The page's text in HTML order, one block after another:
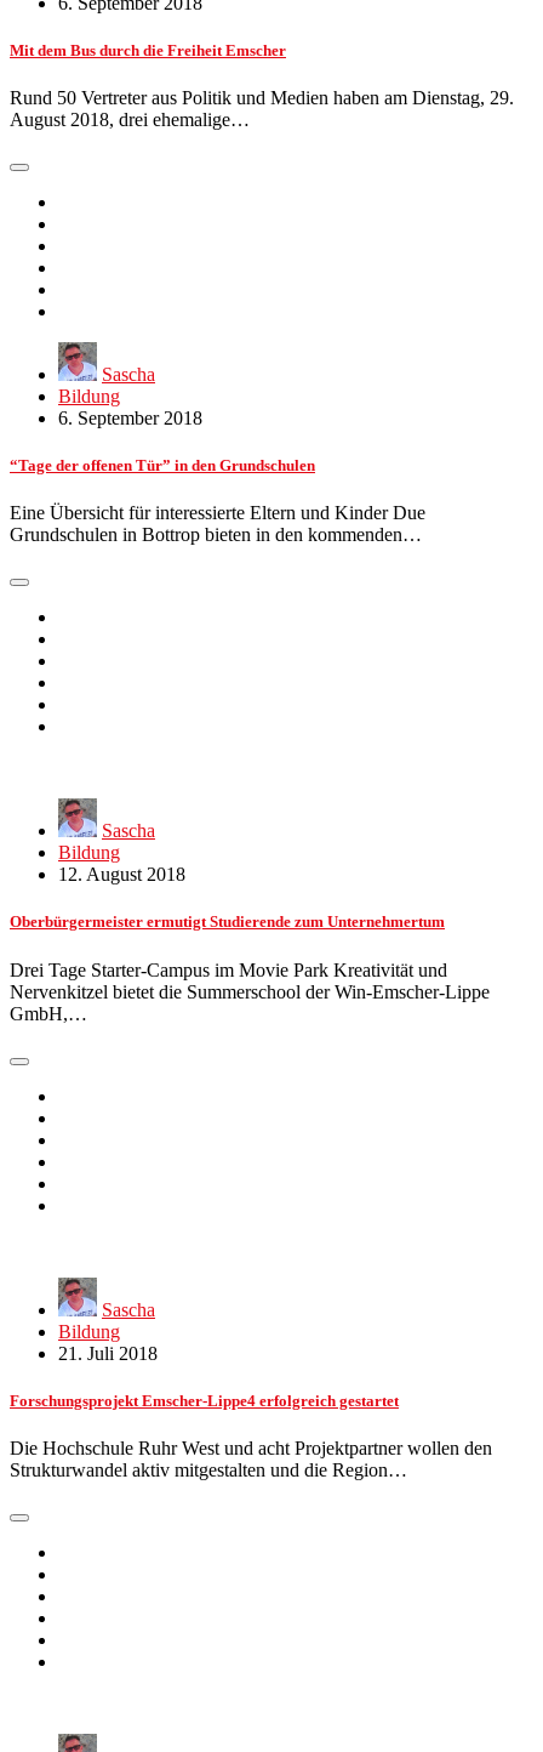
Mit dem Bus durch die Freiheit Emscher
Rund 50 Vertreter aus Politik und Medien haben am Dienstag, 29.
August 2018, drei ehemalige…
Sascha
Bildung
6. September 2018
“Tage der offenen Tür” in den Grundschulen
Eine Übersicht für interessierte Eltern und Kinder Due
Grundschulen in Bottrop bieten in den kommenden…
Sascha
Bildung
12. August 2018
Oberbürgermeister ermutigt Studierende zum Unternehmertum
Drei Tage Starter-Campus im Movie Park Kreativität und
Nervenkitzel bietet die Summerschool der Win-Emscher-Lippe
GmbH,…
Sascha
Bildung
21. Juli 2018
Forschungsprojekt Emscher-Lippe4 erfolgreich gestartet
Die Hochschule Ruhr West und acht Projektpartner wollen den
Strukturwandel aktiv mitgestalten und die Region…